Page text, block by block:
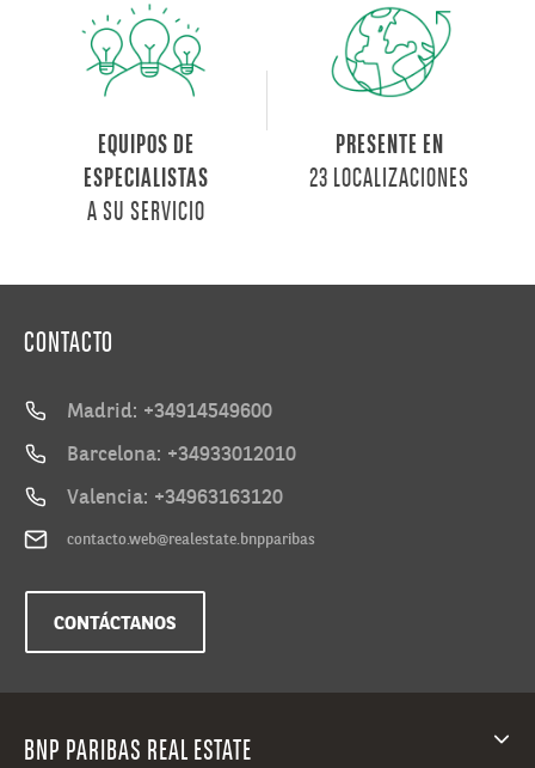
EQUIPOS DE
ESPECIALISTAS
A SU SERVICIO
PRESENTE EN
23 LOCALIZACIONES
CONTACTO
Madrid: +34914549600
Barcelona: +34933012010
Valencia: +34963163120
contacto.web@realestate.bnpparibas
CONTÁCTANOS
BNP PARIBAS REAL ESTATE